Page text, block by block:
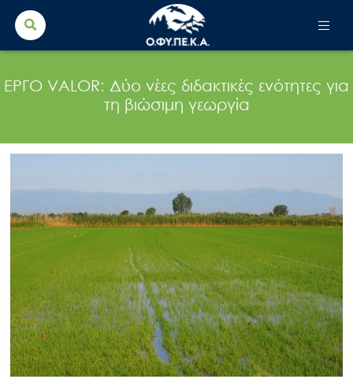
Search
for:
ΕΡΓΟ VALOR: Δύο νέες διδακτικές ενότητες για
τη βιώσιμη γεωργία